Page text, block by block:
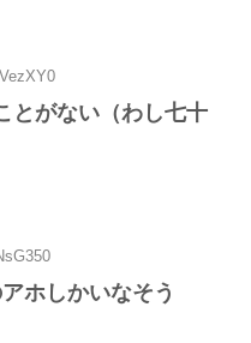
とがない（わし七十
ホしかいなそう